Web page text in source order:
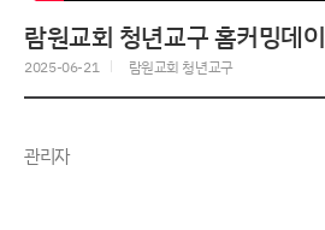
람원교회 청년교구 홈커밍데이
2025-06-21 람원교회 청년교구
관리자